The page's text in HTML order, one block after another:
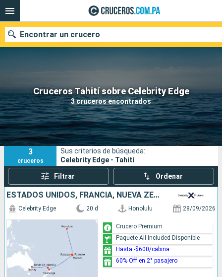
Cruceros Tahití sobre Celebrity Edge
3 cruceros encontrados
Encontrar un crucero
Nuestros destinos
Fecha de salida
Puertos Compañías
Buscar
3
cruceros
Sus criterios de búsqueda:
Celebrity Edge - Tahití
Filtrar Ordenar
ESTADOS UNIDOS, FRANCIA, NUEVA ZELANDA, AUSTRALIA
Celebrity Edge 20 d Honolulu 28/09/2026
Crucero Premium
Paquete All Included Disponible
Hasta -$600/cabina
60% Off en 2° pasajero